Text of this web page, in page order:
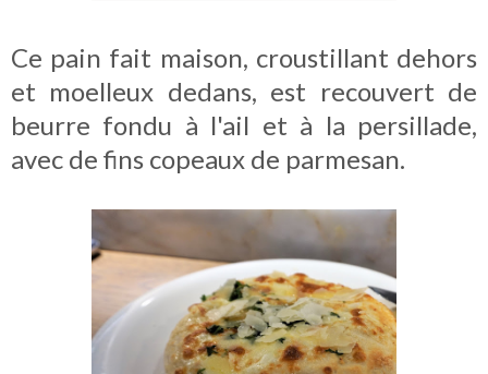
Ce pain fait maison, croustillant dehors
et moelleux dedans, est recouvert de
beurre fondu à l'ail et à la persillade,
avec de fins copeaux de parmesan.